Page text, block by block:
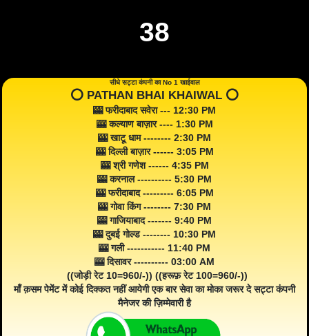
38
सीधे सट्टा कंपनी का No 1 खाईवाल
⭕️ PATHAN BHAI KHAIWAL ⭕️
🎰 फरीदाबाद सवेरा --- 12:30 PM
🎰 कल्याण बाज़ार ---- 1:30 PM
🎰 खाटू धाम -------- 2:30 PM
🎰 दिल्ली बाज़ार ------ 3:05 PM
🎰 श्री गणेश ------ 4:35 PM
🎰 करनाल ---------- 5:30 PM
🎰 फरीदाबाद --------- 6:05 PM
🎰 गोवा किंग -------- 7:30 PM
🎰 गाजियाबाद ------- 9:40 PM
🎰 दुबई गोल्ड -------- 10:30 PM
🎰 गली ----------- 11:40 PM
🎰 दिसावर ---------- 03:00 AM
((जोड़ी रेट 10=960/-)) ((हरूफ़ रेट 100=960/-))
माँ क़सम पेमेंट में कोई दिक्कत नहीं आयेगी एक बार सेवा का मोका जरूर दे सट्टा कंपनी
मैनेजर की ज़िम्मेवारी है